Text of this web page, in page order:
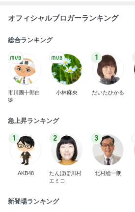
オフィシャルブロガーランキング
総合ランキング
市川團十郎白
猿
小林麻央
1
だいたひかる
急上昇ランキング
1
AKB48
2
たんぽぽ川村
エミコ
3
北村総一朗
新登場ランキング